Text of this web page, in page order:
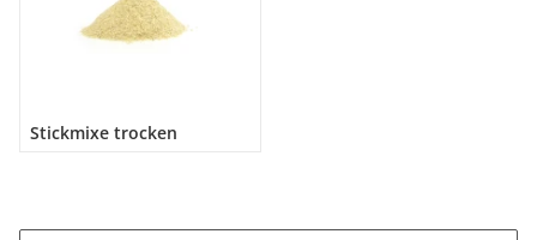
Stickmixe trocken